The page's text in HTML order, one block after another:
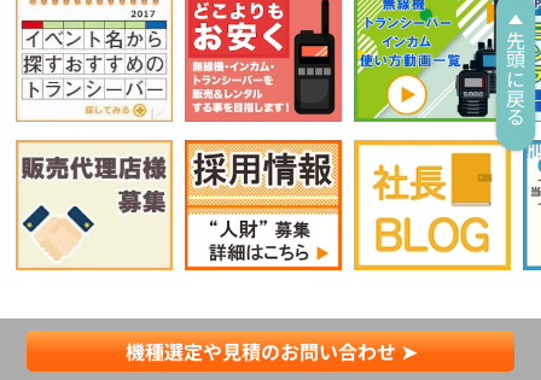
先頭に戻る
機種選定や見積のお問い合わせ ➤